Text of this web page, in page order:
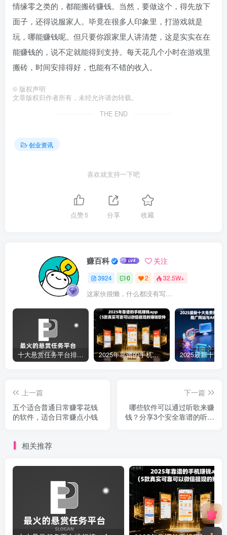
情缘零之类的，都能搬砖赚钱。当然，要做这个，得先放下
面子，还得说服家人。毕竟在很多人印象里，打游戏就是
玩，哪能赚钱呢。但只要你跟家里人讲清楚，这是实实在在
能赚钱的，说不定就能得到支持。每天花几个小时在游戏里
搬砖，时间安排得好，也能有不错的收入。
© 版权声明
文章版权归作者所有，未经允许请勿转载。
THE END
创业资讯
喜欢就支持一下吧
点赞5 分享 收藏
赚百科 关注
3924 0 2 32.5W+
这家伙很懒，什么都没有写...
十大悬赏任务平台排行榜（全网最好的悬赏任务平台） 2025年靠谱的手机赚钱app（5款真实可靠可以微信提现的赚钱软件）
上一篇
五个适合普通日常赚零花钱
的软件，适合日常赚点小钱
下一篇
哪些软件可以通过听歌来赚
钱？分享3个安全靠谱的听歌
相关推荐